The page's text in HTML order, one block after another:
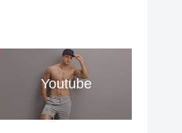
Youtube